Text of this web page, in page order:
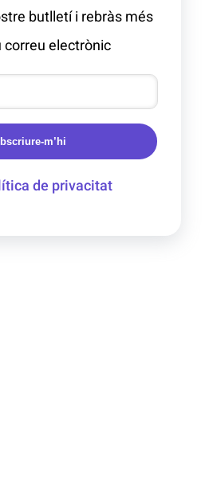
butlletí i rebràs més
electrònic
m’hi
de privacitat